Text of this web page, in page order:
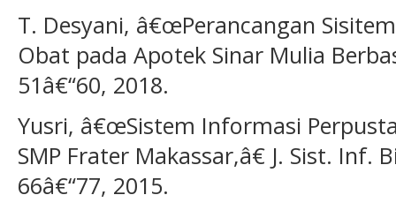
T. Desyani, â€œPerancangan
Obat pada Apotek Sinar Mulia
51â€“60, 2018.
Yusri, â€œSistem Informasi
SMP Frater Makassar,â€ J. Sist. Inf.
66â€“77, 2015.